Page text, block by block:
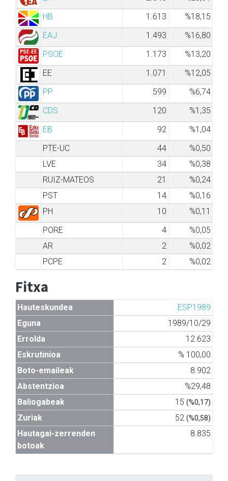
HB
1.613
%18,15
EAJ
1.493
%16,80
PSOE
1.173
%13,20
EE
1.071
%12,05
PP
599
%6,74
CDS
120
%1,35
EB
92
%1,04
PTE-UC
44
%0,50
LVE
34
%0,38
RUIZ-MATEOS
21
%0,24
PST
14
%0,16
PH
10
%0,11
PORE
4
%0,05
AR
2
%0,02
PCPE
2 %0,02
Fitxa
Hauteskundea
ESP1989
Eguna
1989/10/29
Errolda
12.623
Eskrutinioa
% 100,00
Boto-emaileak
8.902
Abstentzioa
%29,48
Baliogabeak
15 (%0,17)
Zuriak 52 (%0,58)
Hautagai-zerrenden
botoak
8.835